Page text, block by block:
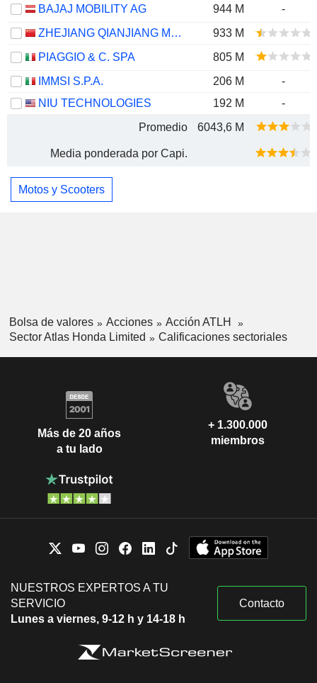
BAJAJ MOBILITY AG
944 M
-
ZHEJIANG QIANJIANG MOTORCYCLE CO., LTD.
933 M
PIAGGIO & C. SPA
805 M
IMMSI S.P.A.
206 M
-
NIU TECHNOLOGIES
192 M
-
Promedio
6043,6 M
Media ponderada por Capi.
Motos y Scooters
Bolsa de valores Acciones
Acción ATLH
Sector Atlas Honda Limited
Calificaciones sectoriales
Más de 20 años
a tu lado
+ 1.300.000
miembros
NUESTROS EXPERTOS A TU
SERVICIO
Lunes a viernes, 9-12 h y 14-18 h
Contacto